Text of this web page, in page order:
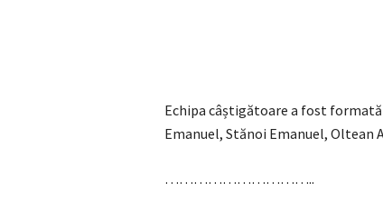
Echipa câștigătoare a fost formată
Emanuel, Stănoi Emanuel, Oltean
…………………………..